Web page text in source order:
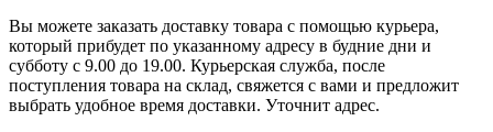
Вы можете заказать доставку товара с помощью курьера,
который прибудет по указанному адресу в будние дни и
субботу с 9.00 до 19.00. Курьерская служба, после
поступления товара на склад, свяжется с вами и предложит
выбрать удобное время доставки. Уточнит адрес.